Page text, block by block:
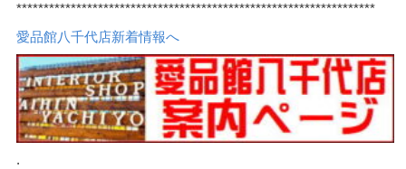
******************************************************************
愛品館八千代店新着情報へ
.